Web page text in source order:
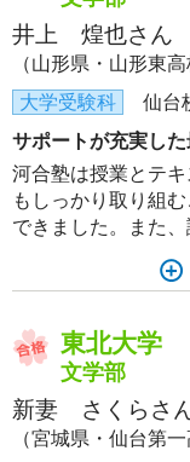
井上 煌也さん
（山形県・山形東高
大学受験科
仙台
サポートが充実し
河合塾は授業とテ
もしっかり取り組
できました。また
にサポートしてく
東北大学
文学部
新妻 さくらさ
（宮城県・仙台第一